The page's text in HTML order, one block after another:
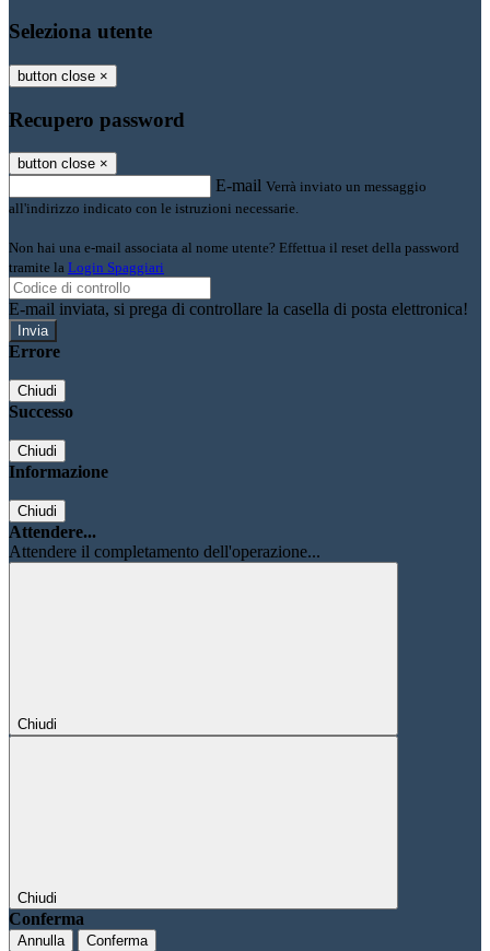
Seleziona utente
button close ×
Recupero password
button close ×
E-mail Verrà inviato un messaggio
all'indirizzo indicato con le istruzioni necessarie.
Non hai una e-mail associata al nome utente? Effettua il reset della password
tramite la Login Spaggiari
E-mail inviata, si prega di controllare la casella di posta elettronica!
Errore
Chiudi
Successo
Chiudi
Informazione
Chiudi
Attendere...
Attendere il completamento dell'operazione...
Chiudi
Chiudi
Conferma
Annulla Conferma